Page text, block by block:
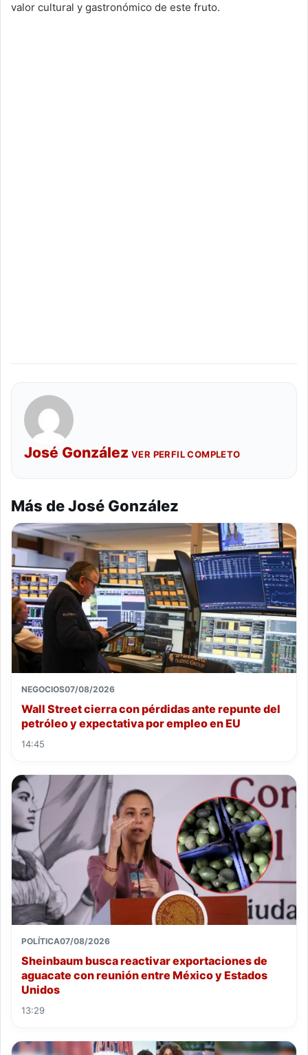
valor cultural y gastronómico de este fruto.
José González VER PERFIL COMPLETO
Más de José González
NEGOCIOS07/08/2026
Wall Street cierra con pérdidas ante repunte del
petróleo y expectativa por empleo en EU
14:45
POLÍTICA07/08/2026
Sheinbaum busca reactivar exportaciones de
aguacate con reunión entre México y Estados
Unidos
13:29